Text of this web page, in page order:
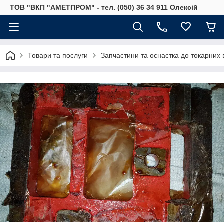
ТОВ "ВКП "АМЕТПРОМ" - тел. (050) 36 34 911 Олексій
Товари та послуги Запчастини та оснастка до токарних